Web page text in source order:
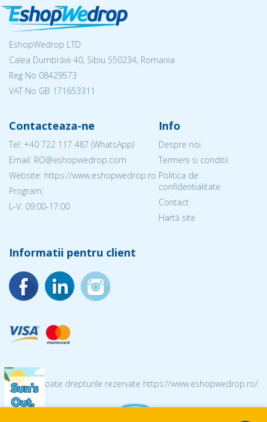
EshopWedrop LTD
Calea Dumbrăvii 40, Sibiu 550234, Romania
Reg No 08429573
VAT No GB 171653311
Contacteaza-ne
Tel: +40 722 117 487 (WhatsApp)
Email: RO@eshopwedrop.com
Website: https://www.eshopwedrop.ro
Program:
L-V: 09:00-17:00
Info
Despre noi
Termeni si conditii
Politica de
confidentialitate
Contact
Hartă site
Informatii pentru client
© 2026 Toate drepturile rezervate https://www.eshopwedrop.ro/